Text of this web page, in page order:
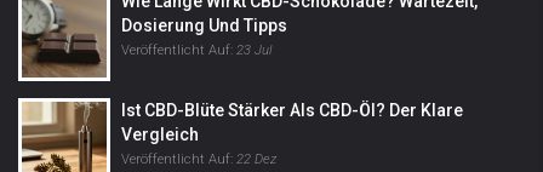
Dosierung Und Tipps
Veröffentlicht Auf: 23 Jul
Ist CBD-Blüte Stärker Als CBD-Öl? Der Klare
Vergleich
Veröffentlicht Auf: 22 Dez